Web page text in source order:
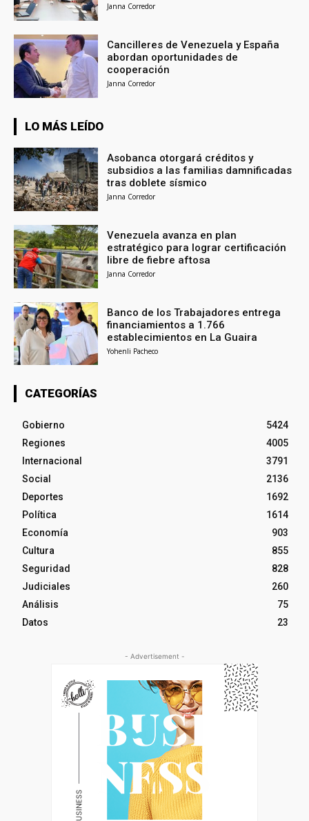
Janna Corredor
Cancilleres de Venezuela y España
abordan oportunidades de
cooperación
Janna Corredor
LO MÁS LEÍDO
Asobanca otorgará créditos y
subsidios a las familias damnificadas
tras doblete sísmico
Janna Corredor
Venezuela avanza en plan
estratégico para lograr certificación
libre de fiebre aftosa
Janna Corredor
Banco de los Trabajadores entrega
financiamientos a 1.766
establecimientos en La Guaira
Yohenli Pacheco
CATEGORÍAS
Gobierno
5424
Regiones
4005
Internacional
3791
Social
2136
Deportes
1692
Política
1614
Economía
903
Cultura
855
Seguridad
828
Judiciales
260
Análisis
75
Datos
23
- Advertisement -